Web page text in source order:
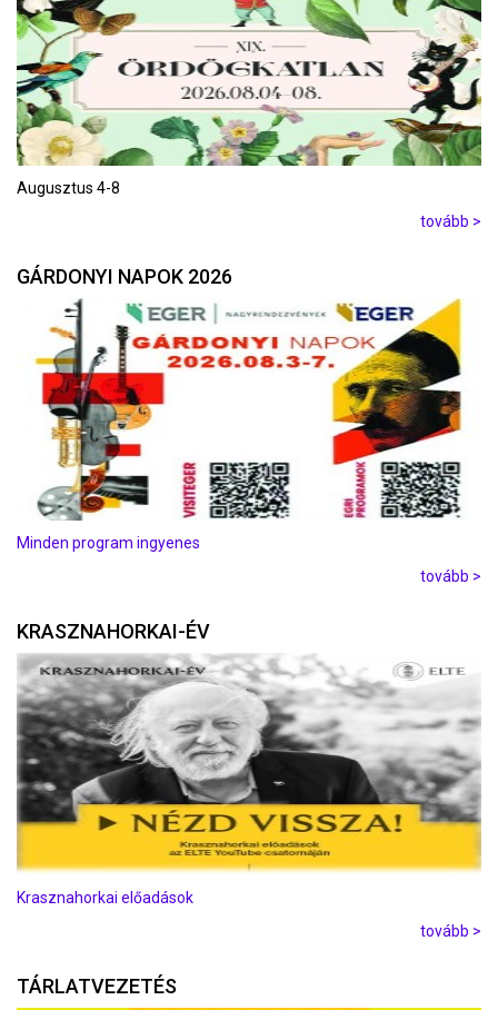
Augusztus 4-8
tovább >
GÁRDONYI NAPOK 2026
Minden program ingyenes
tovább >
KRASZNAHORKAI-ÉV
Krasznahorkai előadások
tovább >
TÁRLATVEZETÉS